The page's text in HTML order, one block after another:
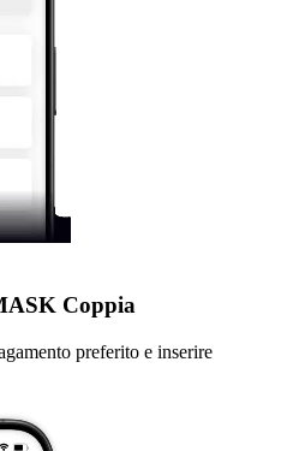
Coppia
preferito e inserire